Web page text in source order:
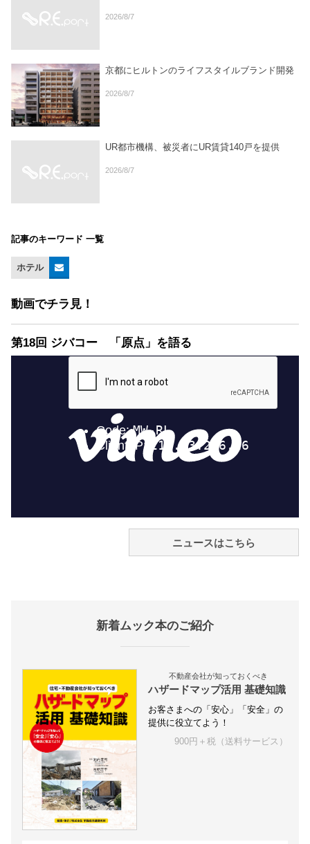
2026/8/7
京都にヒルトンのライフスタイルブランド開発
2026/8/7
UR都市機構、被災者にUR賃貸140戸を提供
2026/8/7
記事のキーワード 一覧
ホテル
動画でチラ見！
第18回 ジバコー 「原点」を語る
ニュースはこちら
新着ムック本のご紹介
不動産会社が知っておくべき
ハザードマップ活用 基礎知識
お客さまへの「安心」「安全」の
提供に役立てよう！
900円＋税（送料サービス）